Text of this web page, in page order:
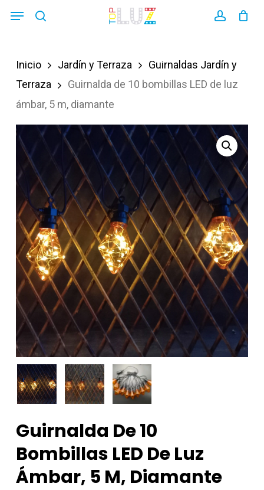
content
Menu
Inicio Jardín y Terraza
Guirnaldas Jardín y
Terraza
Guirnalda de 10 bombillas LED de luz
ámbar, 5 m, diamante
Guirnalda De 10
Bombillas LED De Luz
Ámbar, 5 M, Diamante